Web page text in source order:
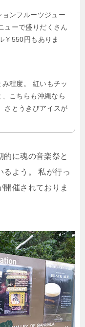
ンフルーツジュー
ューで盛りだくさん
￥550円もありま
程度。
紅いもチッ
こちらも沖縄なら
さとうきびアイスが
的に魂の音楽祭と
よう。
私が行っ
開催されておりま